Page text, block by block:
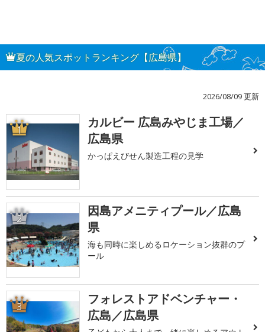
夏の人気スポットランキング【広島県】
2026/08/09 更新
1
カルビー 広島みやじま工場／
広島県
かっぱえびせん製造工程の見学
2
因島アメニティプール／広島
県
海も同時に楽しめるロケーション抜群のプ
ール
3
フォレストアドベンチャー・
広島／広島県